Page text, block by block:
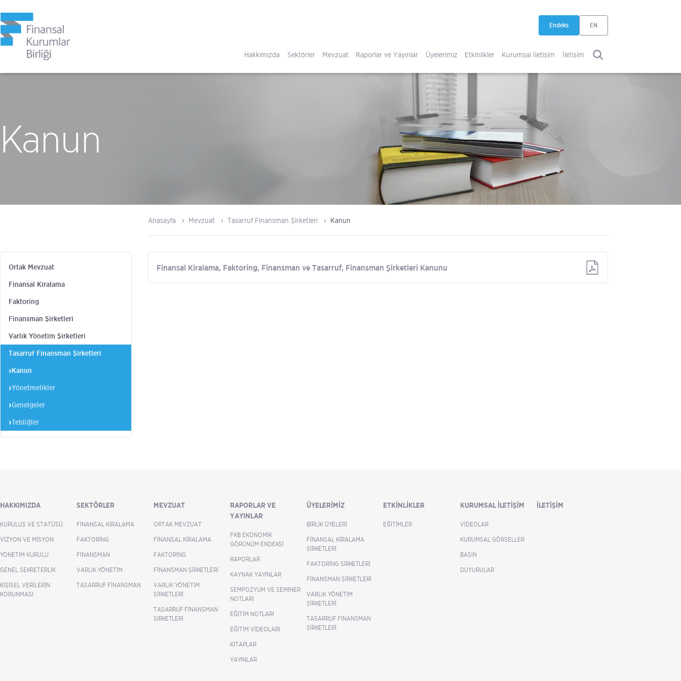
Endeks
EN
Hakkımızda Sektörler Mevzuat Raporlar ve Yayınlar Üyelerimiz Etkinlikler Kurumsal İletişim İletişim ARA
Kanun
Anasayfa Mevzuat Tasarruf Finansman Şirketleri Kanun
Ortak Mevzuat
Finansal Kiralama
Faktoring
Finansman Şirketleri
Varlık Yönetim Şirketleri
Tasarruf Finansman Şirketleri
Kanun
Yönetmelikler
Genelgeler
Tebliğler
Finansal Kiralama, Faktoring, Finansman ve Tasarruf, Finansman Şirketleri Kanunu
HAKKIMIZDA
KURULUŞ VE STATÜSÜ
VIZYON VE MISYON
YÖNETIM KURULU
GENEL SEKRETERLIK
KIŞISEL VERILERIN
KORUNMASI
SEKTÖRLER
FINANSAL KIRALAMA
FAKTORING
FINANSMAN
VARLIK YÖNETIM
TASARRUF FINANSMAN
MEVZUAT
ORTAK MEVZUAT
FINANSAL KIRALAMA
FAKTORING
FINANSMAN ŞIRKETLERI
VARLIK YÖNETIM
ŞIRKETLERI
TASARRUF FINANSMAN
ŞIRKETLERI
RAPORLAR VE
YAYINLAR
FKB EKONOMIK
GÖRÜNÜM ENDEKSI
RAPORLAR
KAYNAK YAYINLAR
SEMPOZYUM VE SEMINER
NOTLARI
EĞITIM NOTLARI
EĞITIM VIDEOLARI
KITAPLAR
YAYINLAR
ÜYELERIMIZ
BIRLIK ÜYELERI
FINANSAL KIRALAMA
ŞIRKETLERI
FAKTORING ŞIRKETLERI
FINANSMAN ŞIRKETLERI
VARLIK YÖNETIM
ŞIRKETLERI
TASARRUF FINANSMAN
ŞIRKETLERI
ETKINLIKLER
EĞITIMLER
KURUMSAL İLETIŞIM
VIDEOLAR
KURUMSAL GÖRSELLER
BASIN
DUYURULAR
İLETIŞIM